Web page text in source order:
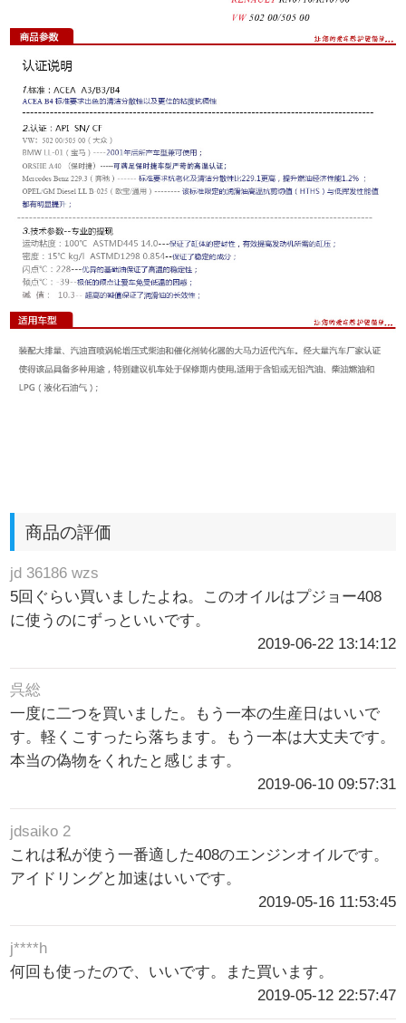
商品の評価
jd 36186 wzs
5回ぐらい買いましたよね。このオイルはプジョー408
に使うのにずっといいです。
2019-06-22 13:14:12
呉総
一度に二つを買いました。もう一本の生産日はいいで
す。軽くこすったら落ちます。もう一本は大丈夫です。
本当の偽物をくれたと感じます。
2019-06-10 09:57:31
jdsaiko 2
これは私が使う一番適した408のエンジンオイルです。
アイドリングと加速はいいです。
2019-05-16 11:53:45
j****h
何回も使ったので、いいです。また買います。
2019-05-12 22:57:47